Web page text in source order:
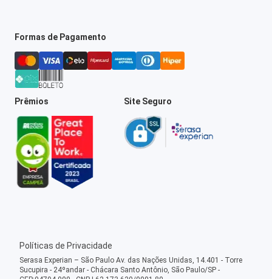
Formas de Pagamento
Prêmios Site Seguro
Políticas de Privacidade
Serasa Experian – São Paulo Av. das Nações Unidas, 14.401 - Torre
Sucupira - 24ºandar - Chácara Santo Antônio, São Paulo/SP -